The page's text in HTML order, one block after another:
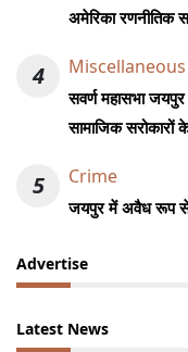
अमेरिका रणनीतिक
4 Miscellaneous
सवर्ण महासभा
सामाजिक
5 Crime
जयपुर में अवैध रूप से
Advertise
Latest News